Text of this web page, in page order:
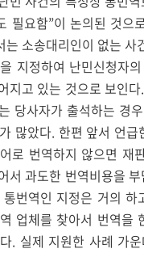
필요함”이 논의된 것으
는 소송대리인이 없는 사
지정하여 난민신청자
지고 있는 것으로 보인
당사자가 출석하는 경
많았다. 한편 앞서 언급
로 번역하지 않으면 재
서 과도한 번역비용을
번역인 지정은 거의 하
업체를 찾아서 번역을
. 실제 지원한 사례 가